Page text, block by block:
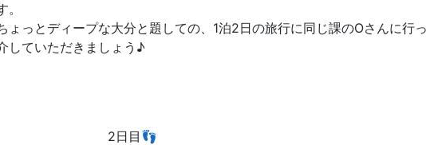
ょっとディープな大分と題しての、1泊2日の旅行に同じ課のOさんに行
していただきましょう♪
2日目👣